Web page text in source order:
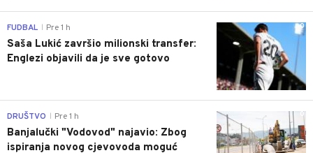
0
FUDBAL Pre 1 h
Saša Lukić završio milionski transfer:
Englezi objavili da je sve gotovo
0
DRUŠTVO Pre 1 h
Banjalučki "Vodovod" najavio: Zbog
ispiranja novog cjevovoda moguć